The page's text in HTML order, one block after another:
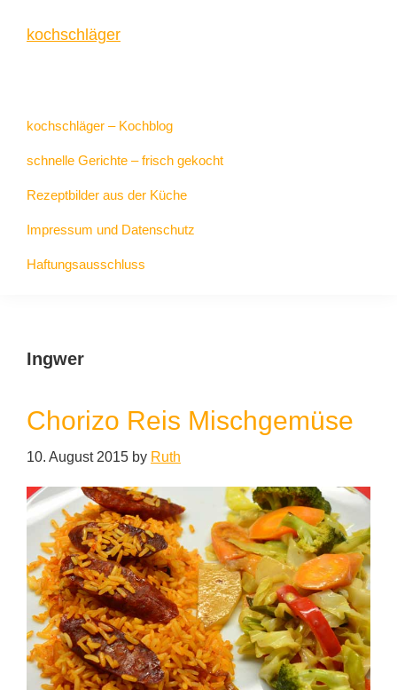
Hauptnavigation
Inhalt
Seitenspalte
kochschläger
kochschläger – Kochblog
schnelle Gerichte – frisch gekocht
Rezeptbilder aus der Küche
Impressum und Datenschutz
Haftungsausschluss
Ingwer
Chorizo Reis Mischgemüse
10. August 2015 by Ruth